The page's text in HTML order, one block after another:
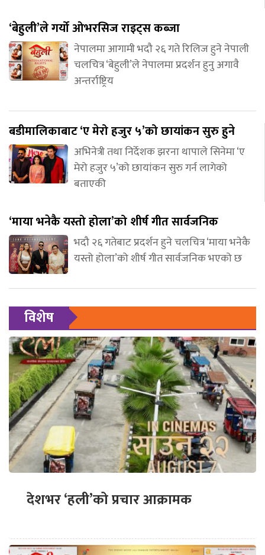
‘बेहुली’ले गर्यो ओभरसिज राइट्स कब्जा
नेपालमा आगामी भदौ २६ गते रिलिज हुने नेपाली
चलचित्र ‘बेहुली’ले नेपालमा प्रदर्शन हुनु अगावै
अन्तर्राष्ट्रिय
बडीमालिकाबाट ‘ए मेरो हजुर ५’को छायांकन सुरु हुने
अभिनेत्री तथा निर्देशक झरना थापाले सिनेमा ‘ए
मेरो हजुर ५’को छायांकन सुरु गर्न लागेको
बताएकी
‘माया भनेकै यस्तो होला’को शीर्ष गीत सार्वजनिक
भदौ २६ गतेबाट प्रदर्शन हुने चलचित्र ‘माया भनेकै
यस्तो होला’को शीर्ष गीत सार्वजनिक भएको छ
विशेष
देशभर ‘हली’को प्रचार आक्रामक